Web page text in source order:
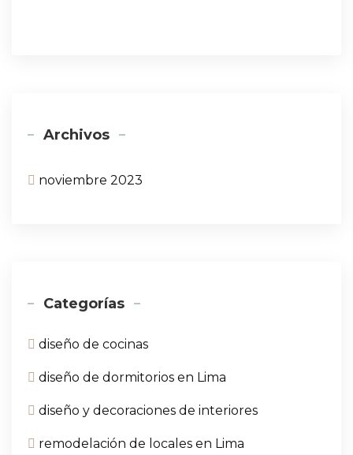
Archivos
noviembre 2023
Categorías
diseño de cocinas
diseño de dormitorios en Lima
diseño y decoraciones de interiores
remodelación de locales en Lima